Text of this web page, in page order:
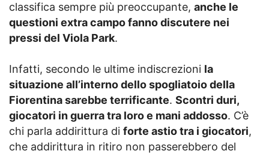
classifica sempre più preoccupante, anche le
questioni extra campo fanno discutere nei
pressi del Viola Park.
Infatti, secondo le ultime indiscrezioni la
situazione all’interno dello spogliatoio della
Fiorentina sarebbe terrificante. Scontri duri,
giocatori in guerra tra loro e mani addosso. C’è
chi parla addirittura di forte astio tra i giocatori,
che addirittura in ritiro non passerebbero del